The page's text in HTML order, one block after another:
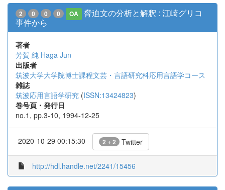
2 0 0 0 OA
脅迫文の分析と解釈 : 江崎グリコ
事件から
著者
芳賀 純 Haga Jun
出版者
筑波大学大学院博士課程文芸・言語研究科応用言語学コース
雑誌
筑波応用言語学研究 (ISSN:13424823)
巻号頁・発行日
no.1, pp.3-10, 1994-12-25
2020-10-29 00:15:30 2 + 2 Twitter
http://hdl.handle.net/2241/15456